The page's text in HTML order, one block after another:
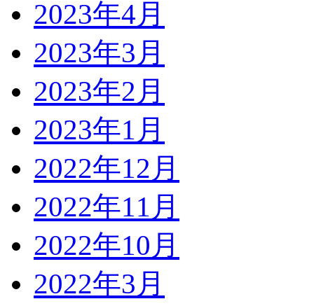
2023年4月
2023年3月
2023年2月
2023年1月
2022年12月
2022年11月
2022年10月
2022年3月